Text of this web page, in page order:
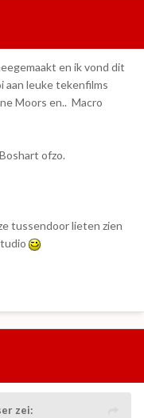
en ik vond dit
aan leuke tekenfilms
Moors en.. Macro
ofzo.
tussendoor lieten zien
zei: